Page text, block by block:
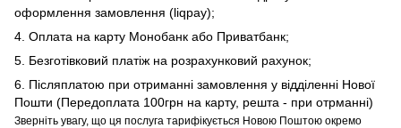
оформлення замовлення (liqpay);
4. Оплата на карту Монобанк або Приватбанк;
5. Безготівковий платіж на розрахунковий рахунок;
6. Післяплатою при отриманні замовлення у відділенні Нової
Пошти (Передоплата 100грн на карту, решта - при отрманні)
Зверніть увагу, що ця послуга тарифікується Новою Поштою окремо